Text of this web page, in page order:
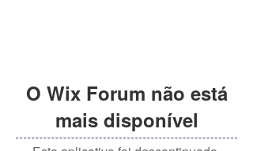
O Wix Forum não está
mais disponível